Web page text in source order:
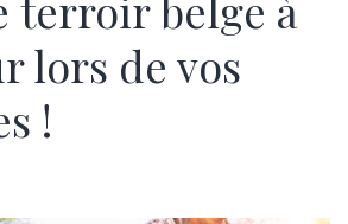
lors de vos
!